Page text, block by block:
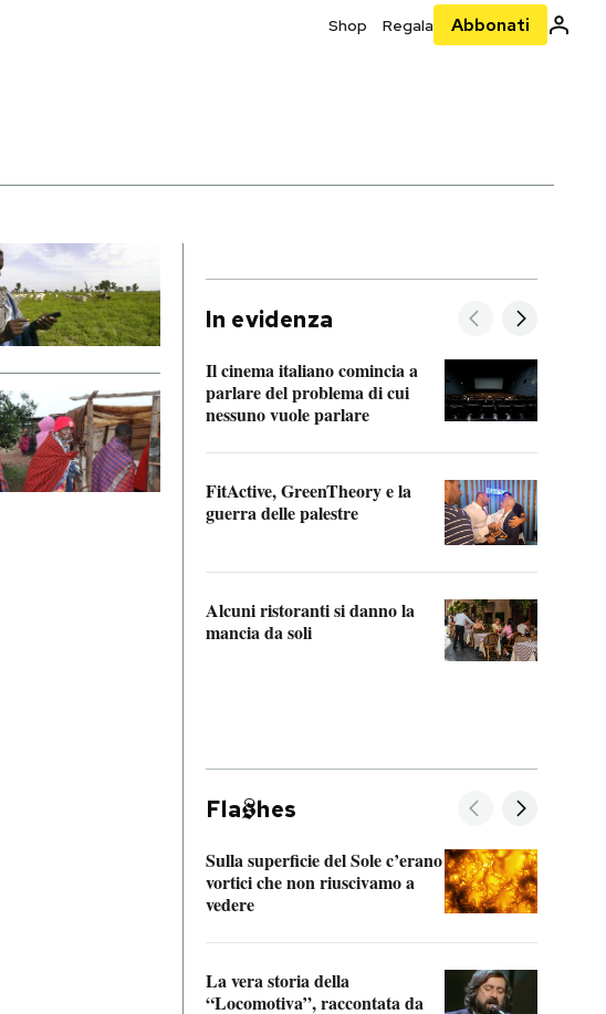
Shop Regala Abbonati
In evidenza
Il cinema italiano comincia a
parlare del problema di cui
nessuno vuole parlare
FitActive, GreenTheory e la
guerra delle palestre
Alcuni ristoranti si danno la
mancia da soli
Fla hes
Sulla superficie del Sole c’erano
vortici che non riuscivamo a
vedere
La vera storia della
“Locomotiva”, raccontata da